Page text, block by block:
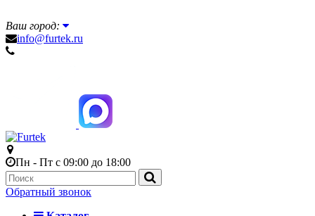
Ваш город:
info@furtek.ru
Пн - Пт с 09:00 до 18:00
Обратный звонок